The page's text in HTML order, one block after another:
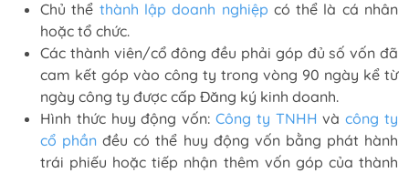
Chủ thể thành lập doanh nghiệp có thể là cá nhân
hoặc tổ chức.
Các thành viên/cổ đông đều phải góp đủ số vốn đã
cam kết góp vào công ty trong vòng 90 ngày kể từ
ngày công ty được cấp Đăng ký kinh doanh.
Hình thức huy động vốn: Công ty TNHH vàcông ty
cổ phần đều có thể huy động vốn bằng phát hành
trái phiếu hoặc tiếp nhận thêm vốn góp của thành